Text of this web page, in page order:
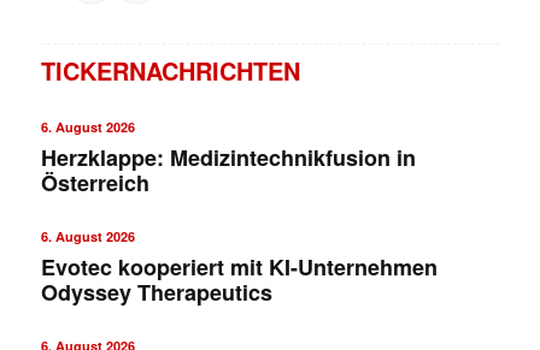
TICKERNACHRICHTEN
6. August 2026
Herzklappe: Medizintechnikfusion in
Österreich
6. August 2026
Evotec kooperiert mit KI-Unternehmen
Odyssey Therapeutics
6. August 2026